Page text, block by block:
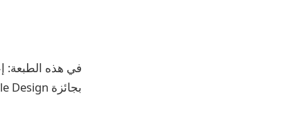
بجائزة Apple Design التي تتحدى الوصف.